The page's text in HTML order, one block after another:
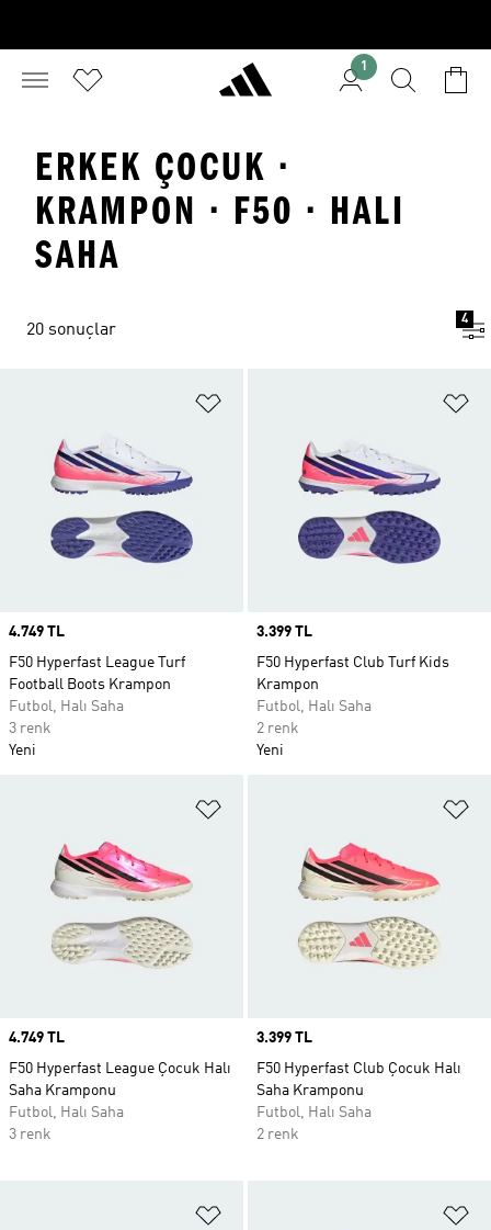
1
ERKEK ÇOCUK ·
KRAMPON · F50 · HALI
SAHA
20 sonuçlar
4
Price
4.749 TL
F50 Hyperfast League Turf
Football Boots Krampon
Futbol, Halı Saha
3 renk
Yeni
Price
3.399 TL
F50 Hyperfast Club Turf Kids
Krampon
Futbol, Halı Saha
2 renk
Yeni
Price
4.749 TL
F50 Hyperfast League Çocuk Halı
Saha Kramponu
Futbol, Halı Saha
3 renk
Price
3.399 TL
F50 Hyperfast Club Çocuk Halı
Saha Kramponu
Futbol, Halı Saha
2 renk